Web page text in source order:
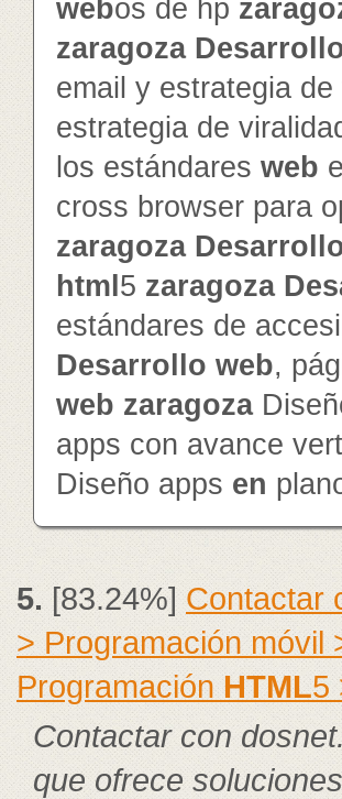
webos de hp
zaragoza
email y estrategia de
estrategia de
los estándares web
cross browser para
zaragoza
html 5 zaragoza
estándares de
Desarrollo web,
web zaragoza
apps con avance
Diseño apps en
5.[83.24%] Contactar
> Programación
Programación HTML5
Contactar con
que ofrece